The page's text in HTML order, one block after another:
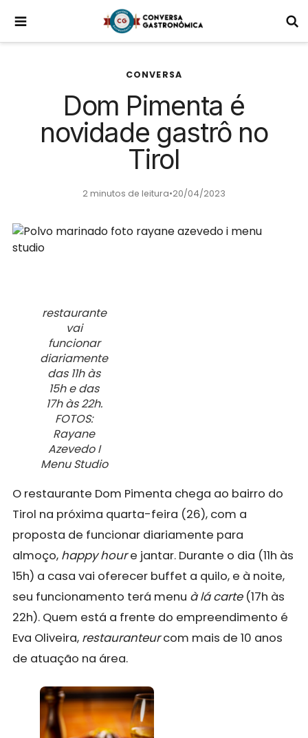
CONVERSA
Dom Pimenta é
novidade gastrô no
Tirol
2 minutos de leitura•20/04/2023
restaurante
vai
funcionar
diariamente
das 11h às
15h e das
17h às 22h.
FOTOS:
Rayane
Azevedo I
Menu Studio
O restaurante Dom Pimenta chega ao bairro do
Tirol na próxima quarta-feira (26), com a
proposta de funcionar diariamente para
almoço, happy houre jantar. Durante o dia (11h às
15h) a casa vai oferecer buffet a quilo, e à noite,
seu funcionamento terá menu à lá carte(17h às
22h). Quem está a frente do empreendimento é
Eva Oliveira, restauranteurcom mais de 10 anos
de atuação na área.